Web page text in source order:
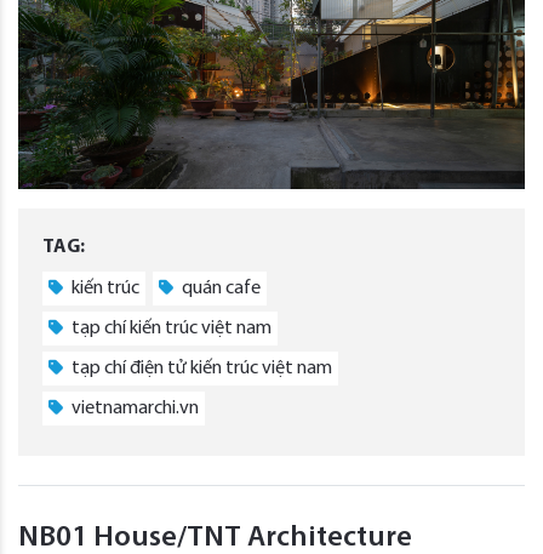
TAG:
kiến trúc quán cafe
tạp chí kiến trúc việt nam
tạp chí điện tử kiến trúc việt nam
vietnamarchi.vn
NB01 House/TNT Architecture